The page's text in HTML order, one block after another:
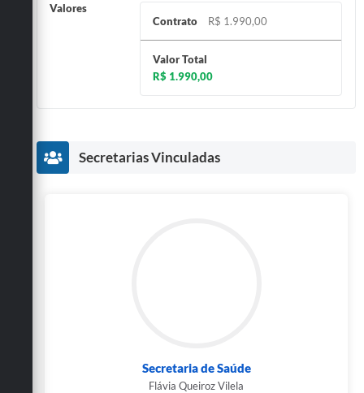
Valores
Contrato
R$ 1.990,00
Valor Total
R$ 1.990,00
Secretarias Vinculadas
Secretaria de Saúde
Flávia Queiroz Vilela